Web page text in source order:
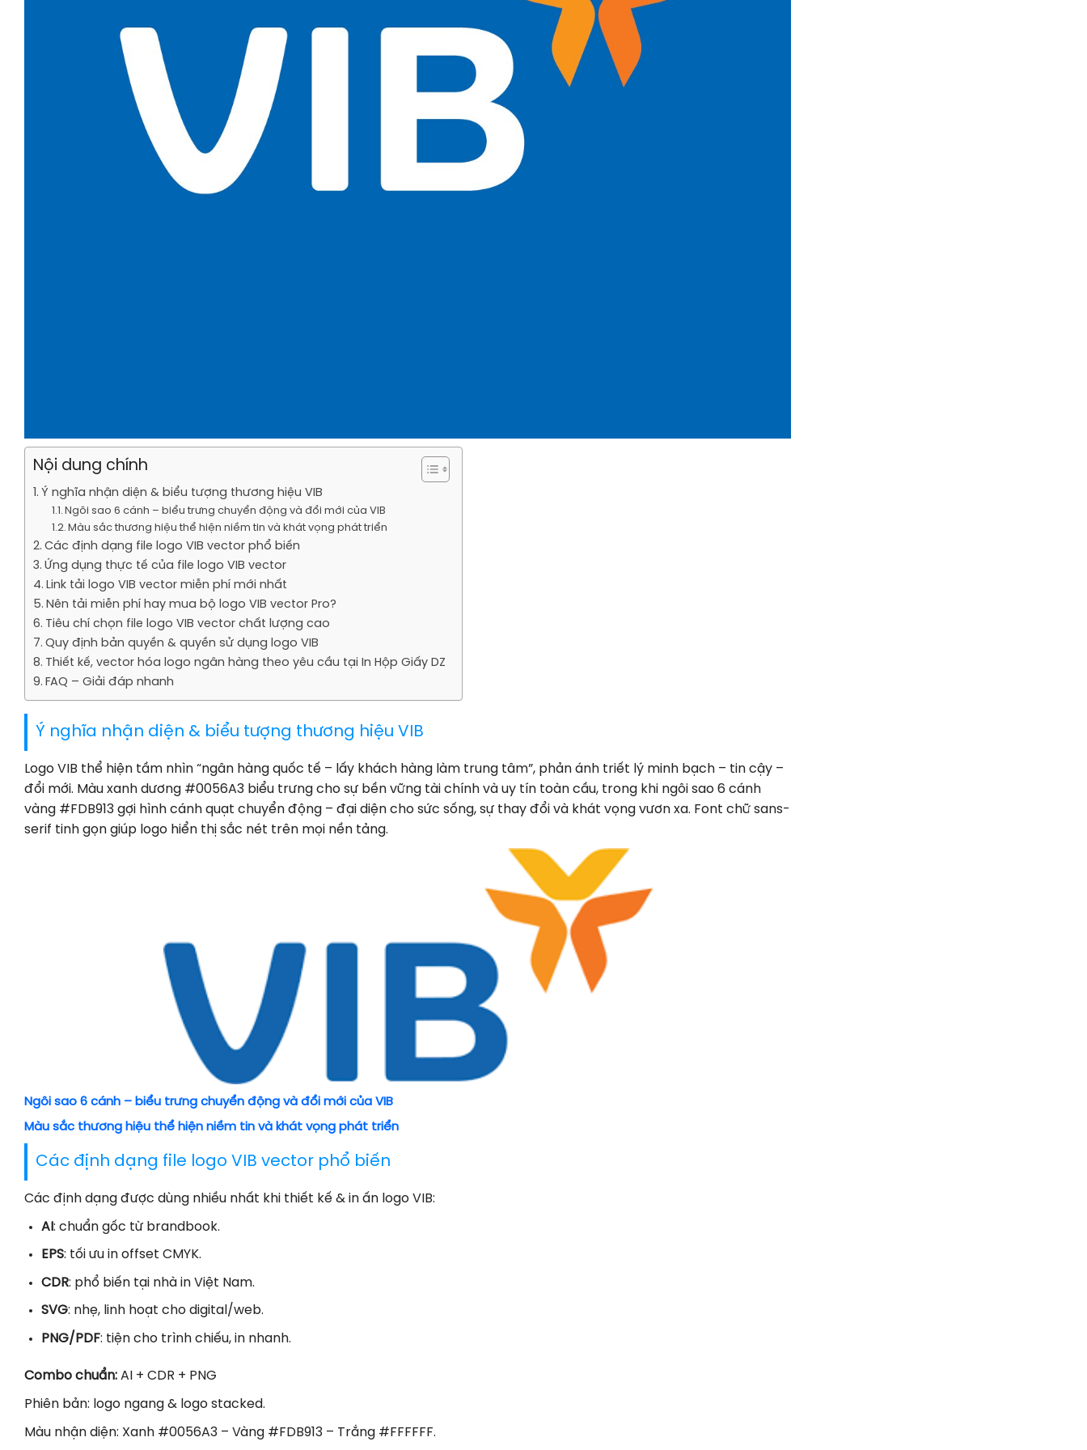
Nội dung chính
Ý nghĩa nhận diện & biểu tượng thương hiệu VIB
Ngôi sao 6 cánh – biểu trưng chuyển động và đổi mới của VIB
Màu sắc thương hiệu thể hiện niềm tin và khát vọng phát triển
Các định dạng file logo VIB vector phổ biến
Ứng dụng thực tế của file logo VIB vector
Link tải logo VIB vector miễn phí mới nhất
Nên tải miễn phí hay mua bộ logo VIB vector Pro?
Tiêu chí chọn file logo VIB vector chất lượng cao
Quy định bản quyền & quyền sử dụng logo VIB
Thiết kế, vector hóa logo ngân hàng theo yêu cầu tại In Hộp Giấy DZ
FAQ – Giải đáp nhanh
Ý nghĩa nhận diện & biểu tượng thương hiệu VIB
Logo VIB thể hiện tầm nhìn “ngân hàng quốc tế – lấy khách hàng làm trung tâm”, phản ánh triết lý minh bạch – tin cậy –
đổi mới. Màu xanh dương #0056A3 biểu trưng cho sự bền vững tài chính và uy tín toàn cầu, trong khi ngôi sao 6 cánh
vàng #FDB913 gợi hình cánh quạt chuyển động – đại diện cho sức sống, sự thay đổi và khát vọng vươn xa. Font chữ sans-
serif tinh gọn giúp logo hiển thị sắc nét trên mọi nền tảng.
Ngôi sao 6 cánh – biểu trưng chuyển động và đổi mới của VIB
Màu sắc thương hiệu thể hiện niềm tin và khát vọng phát triển
Các định dạng file logo VIB vector phổ biến
Các định dạng được dùng nhiều nhất khi thiết kế & in ấn logo VIB:
AI : chuẩn gốc từ brandbook.
EPS: tối ưu in offset CMYK.
CDR: phổ biến tại nhà in Việt Nam.
SVG: nhẹ, linh hoạt cho digital/web.
PNG/PDF: tiện cho trình chiếu, in nhanh.
Combo chuẩn: AI + CDR + PNG
Phiên bản: logo ngang & logo stacked.
Màu nhận diện: Xanh #0056A3 – Vàng #FDB913 – Trắng #FFFFFF.